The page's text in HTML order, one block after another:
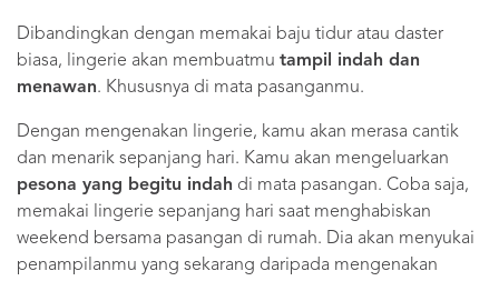
Dibandingkan dengan memakai baju tidur atau daster
biasa, lingerie akan membuatmu tampil indah dan
menawan. Khususnya di mata pasanganmu.
Dengan mengenakan lingerie, kamu akan merasa cantik
dan menarik sepanjang hari. Kamu akan mengeluarkan
pesona yang begitu indah di mata pasangan. Coba saja,
memakai lingerie sepanjang hari saat menghabiskan
weekend bersama pasangan di rumah. Dia akan menyukai
penampilanmu yang sekarang daripada mengenakan